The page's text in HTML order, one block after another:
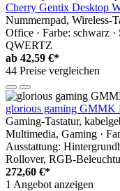
Cherry Gentix Desktop
Nummernpad, Wireless-
Office · Farbe: schwarz
QWERTZ
ab 42,59 €*
44 Preise vergleichen
glorious gaming GMMK
Gaming-Tastatur,
Multimedia, Gaming ·
Ausstattung:
Rollover, RGB-
272,60 €*
1 Angebot anzeigen